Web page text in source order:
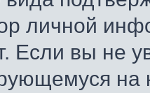
личной
Если вы не